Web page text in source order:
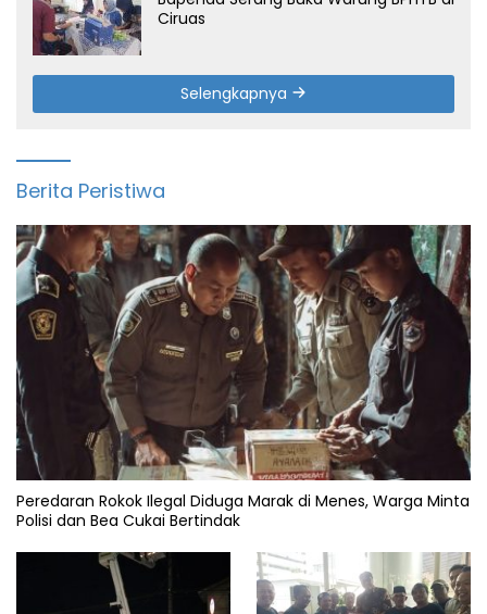
Ciruas
Selengkapnya
Berita Peristiwa
Peredaran Rokok Ilegal Diduga Marak di Menes, Warga Minta
Polisi dan Bea Cukai Bertindak